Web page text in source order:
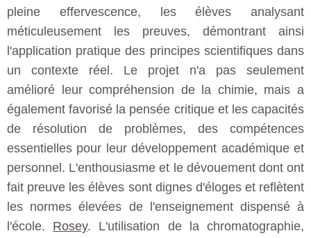
pleine effervescence, les élèves analysant
méticuleusement les preuves, démontrant ainsi
l'application pratique des principes scientifiques dans
un contexte réel. Le projet n'a pas seulement
amélioré leur compréhension de la chimie, mais a
également favorisé la pensée critique et les capacités
de résolution de problèmes, des compétences
essentielles pour leur développement académique et
personnel. L'enthousiasme et le dévouement dont ont
fait preuve les élèves sont dignes d'éloges et reflètent
les normes élevées de l'enseignement dispensé à
l'école. Rosey. L'utilisation de la chromatographie,